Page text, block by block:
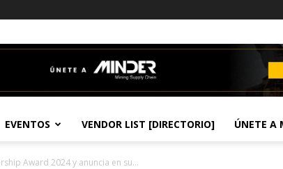
EVENTOS VENDOR LIST [DIRECTORIO] ÚNETE A
Award 2024 y anuncia en su...